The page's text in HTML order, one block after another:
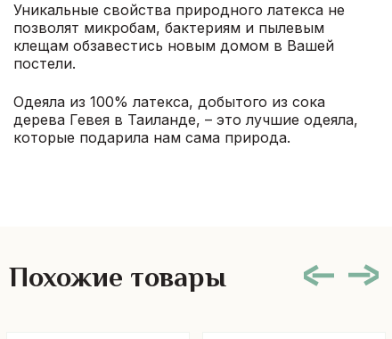
Уникальные свойства природного латекса не
позволят микробам, бактериям и пылевым
клещам обзавестись новым домом в Вашей
постели.
Одеяла из 100% латекса, добытого из сока
дерева Гевея в Таиланде, – это лучшие одеяла,
которые подарила нам сама природа.
Похожие товары